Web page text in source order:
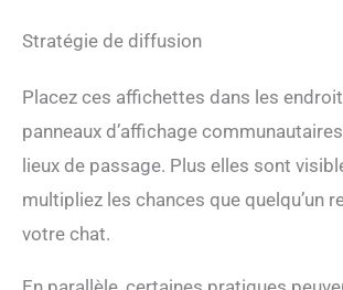
Stratégie de diffusion
Placez ces affichettes dans les
panneaux d’affichage
lieux de passage. Plus elles sont
multipliez les chances que quelqu’un
votre chat.